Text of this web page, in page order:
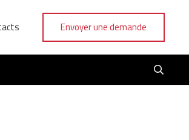
Envoyer une demande